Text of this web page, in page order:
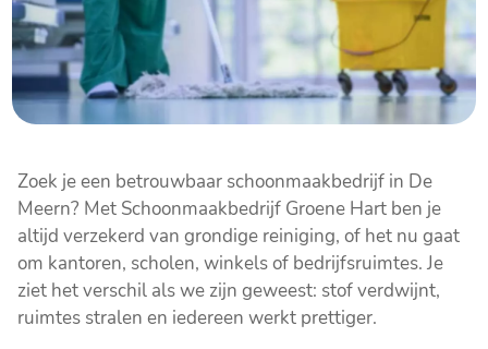
Zoek je een betrouwbaar schoonmaakbedrijf in De
Meern? Met Schoonmaakbedrijf Groene Hart ben je
altijd verzekerd van grondige reiniging, of het nu gaat
om kantoren, scholen, winkels of bedrijfsruimtes. Je
ziet het verschil als we zijn geweest: stof verdwijnt,
ruimtes stralen en iedereen werkt prettiger.